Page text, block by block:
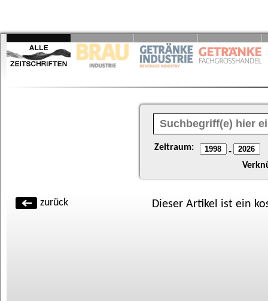
Zeitraum: -
zurück Dieser Artikel ist ein